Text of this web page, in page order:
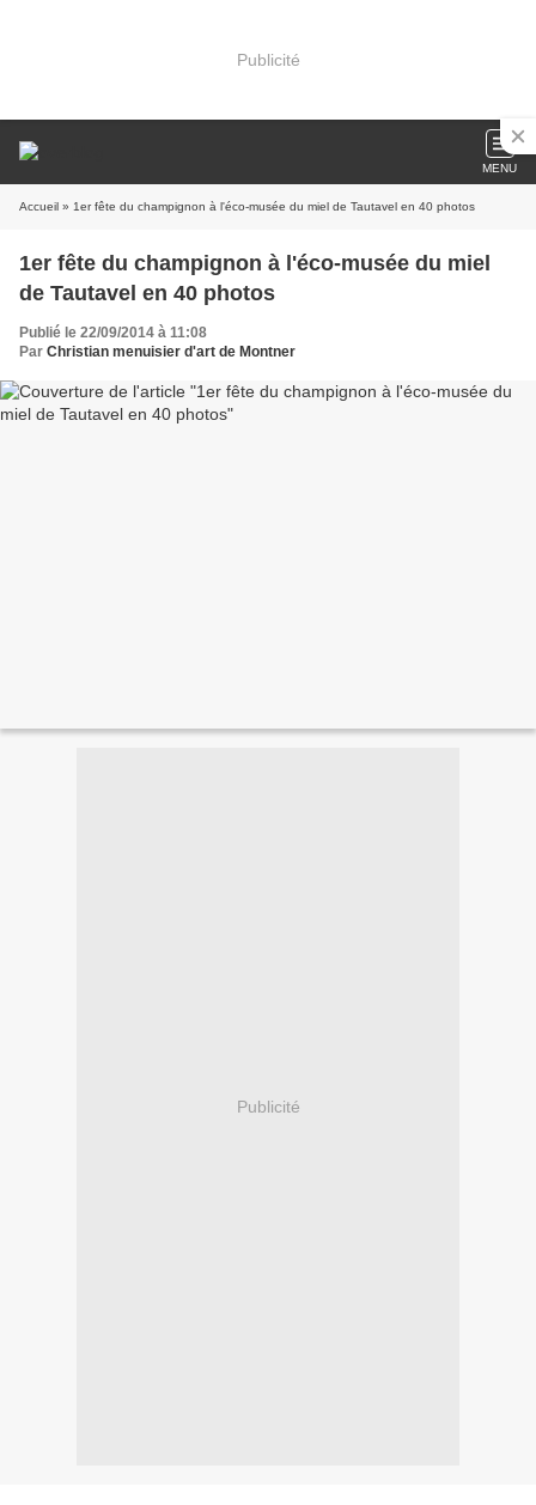
Publicité
MENU
Accueil » 1er fête du champignon à l'éco-musée du miel de Tautavel en 40 photos
1er fête du champignon à l'éco-musée du miel
de Tautavel en 40 photos
Publié le 22/09/2014 à 11:08
Par Christian menuisier d'art de Montner
Publicité